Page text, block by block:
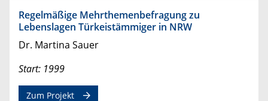
Regelmäßige Mehrthemenbefragung zu
Lebenslagen Türkeistämmiger in NRW
Dr. Martina Sauer
Start: 1999
Zum Projekt